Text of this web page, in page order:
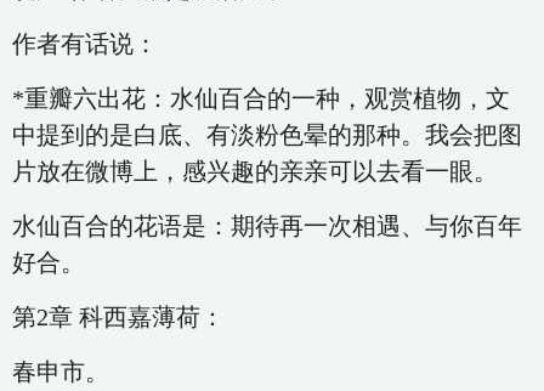
作者有话说：
*重瓣六出花：水仙百合的一种，观赏植物，文
中提到的是白底、有淡粉色晕的那种。我会把图
片放在微博上，感兴趣的亲亲可以去看一眼。
水仙百合的花语是：期待再一次相遇、与你百年
好合。
第2章 科西嘉薄荷：
春申市。